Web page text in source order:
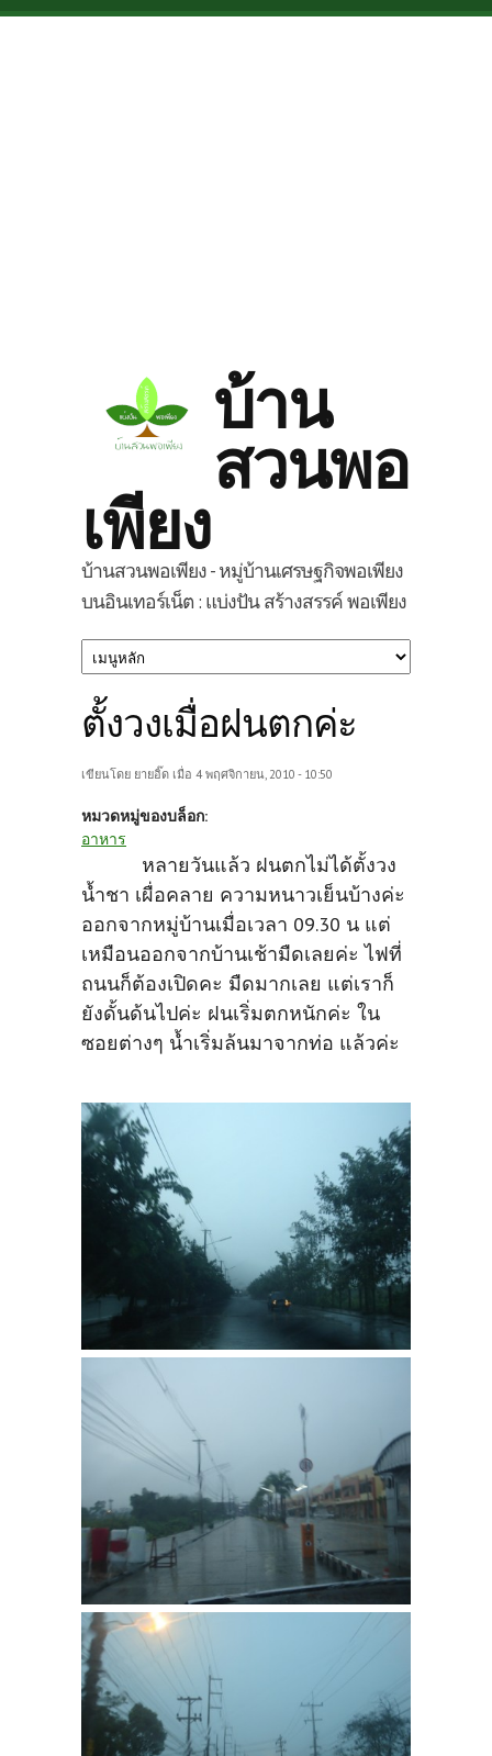
Skip to main content
บ้าน
สวนพอ
เพียง
บ้านสวนพอเพียง - หมู่บ้านเศรษฐกิจพอเพียง
บนอินเทอร์เน็ต : แบ่งปัน สร้างสรรค์ พอเพียง
ตั้งวงเมื่อฝนตกค่ะ
เขียนโดย ยายอิ๊ด เมื่อ 4 พฤศจิกายน, 2010 - 10:50
หมวดหมู่ของบล็อก:
อาหาร
หลายวันแล้ว ฝนตกไม่ได้ตั้งวง
น้ำชา เผื่อคลาย ความหนาวเย็นบ้างค่ะ
ออกจากหมู่บ้านเมื่อเวลา 09.30 น แต่
เหมือนออกจากบ้านเช้ามืดเลยค่ะ ไฟที่
ถนนก็ต้องเปิดคะ มืดมากเลย แต่เราก็
ยังดั้นด้นไปค่ะ ฝนเริ่มตกหนักค่ะ ใน
ซอยต่างๆ น้ำเริ่มล้นมาจากท่อ แล้วค่ะ